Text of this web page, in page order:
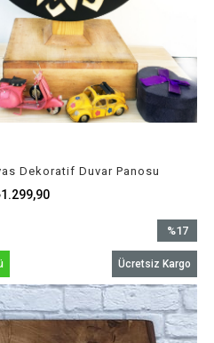
Dekoratif Duvar Panosu
%17
İndirim
%17İndirim
Ücretsiz Kargo